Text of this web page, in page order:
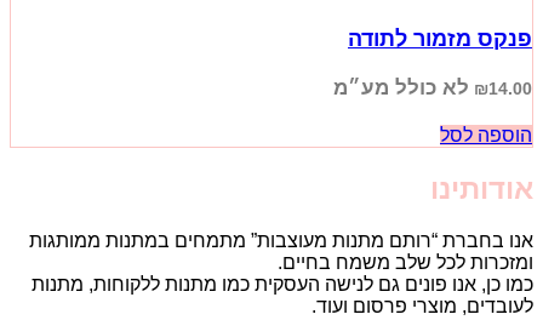
פנקס מזמור לתודה
₪14.00 לא כולל מע״מ
הוספה לסל
אודותינו
אנו בחברת “רותם מתנות מעוצבות” מתמחים במתנות ממותגות
ומזכרות לכל שלב משמח בחיים.
כמו כן, אנו פונים גם לנישה העסקית כמו מתנות ללקוחות, מתנות
לעובדים, מוצרי פרסום ועוד.